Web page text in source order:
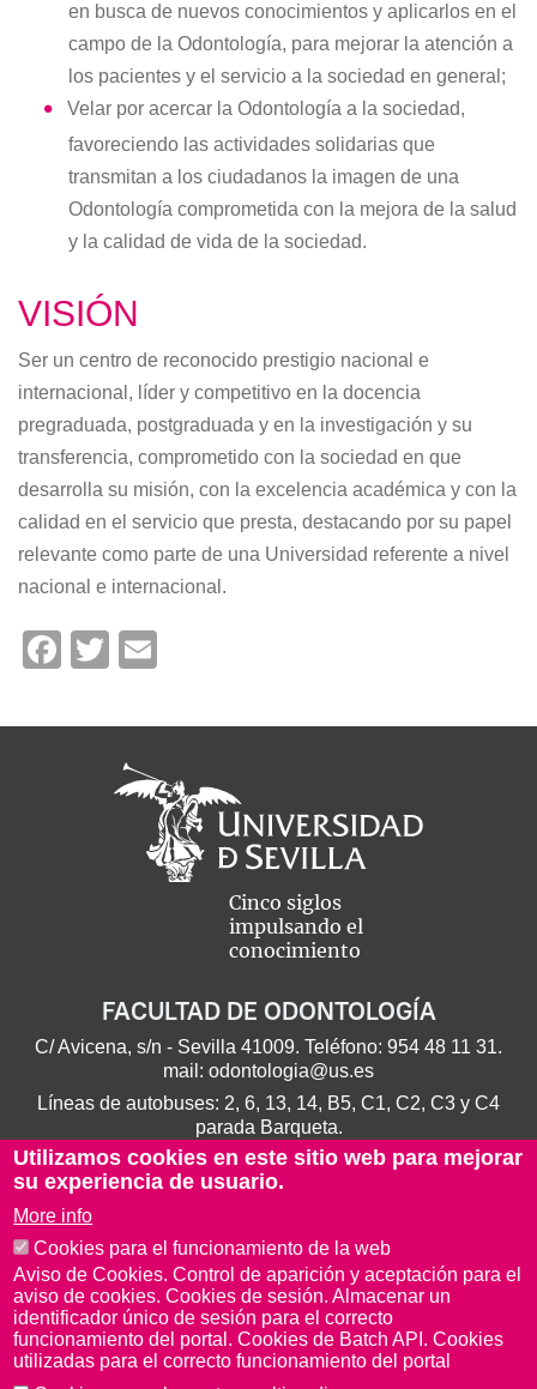
en busca de nuevos conocimientos y aplicarlos en el
campo de la Odontología, para mejorar la atención a
los pacientes y el servicio a la sociedad en general;
Velar por acercar la Odontología a la sociedad,
favoreciendo las actividades solidarias que
transmitan a los ciudadanos la imagen de una
Odontología comprometida con la mejora de la salud
y la calidad de vida de la sociedad.
VISIÓN
Ser un centro de reconocido prestigio nacional e
internacional, líder y competitivo en la docencia
pregraduada, postgraduada y en la investigación y su
transferencia, comprometido con la sociedad en que
desarrolla su misión, con la excelencia académica y con la
calidad en el servicio que presta, destacando por su papel
relevante como parte de una Universidad referente a nivel
nacional e internacional.
Facebook
Twitter
Cinco siglos
impulsando el
conocimiento
FACULTAD DE ODONTOLOGÍA
C/ Avicena, s/n - Sevilla 41009. Teléfono: 954 48 11 31.
mail: odontologia@us.es
Líneas de autobuses: 2, 6, 13, 14, B5, C1, C2, C3 y C4
parada Barqueta.
Utilizamos cookies en este sitio web para mejorar
su experiencia de usuario.
More info
Cookies para el funcionamiento de la web
Aviso de Cookies. Control de aparición y aceptación para el
aviso de cookies. Cookies de sesión. Almacenar un
identificador único de sesión para el correcto
funcionamiento del portal. Cookies de Batch API. Cookies
utilizadas para el correcto funcionamiento del portal